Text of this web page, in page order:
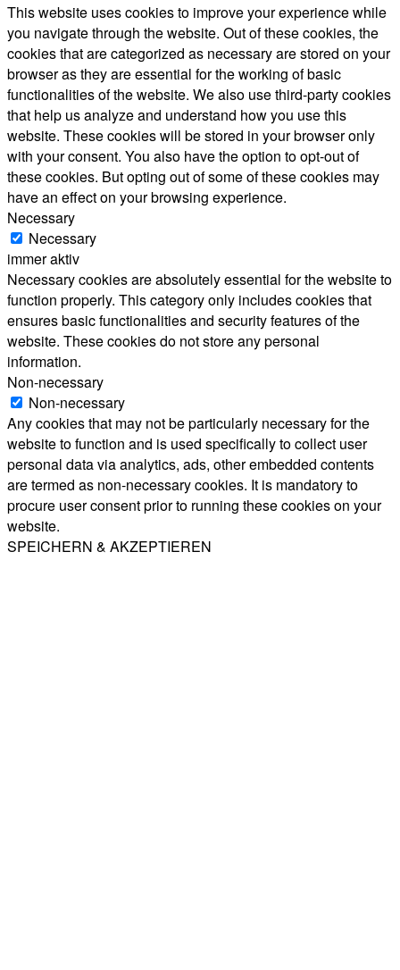
This website uses cookies to improve your experience while
you navigate through the website. Out of these cookies, the
cookies that are categorized as necessary are stored on your
browser as they are essential for the working of basic
functionalities of the website. We also use third-party cookies
that help us analyze and understand how you use this
website. These cookies will be stored in your browser only
with your consent. You also have the option to opt-out of
these cookies. But opting out of some of these cookies may
have an effect on your browsing experience.
Necessary
Necessary
immer aktiv
Necessary cookies are absolutely essential for the website to
function properly. This category only includes cookies that
ensures basic functionalities and security features of the
website. These cookies do not store any personal
information.
Non-necessary
Non-necessary
Any cookies that may not be particularly necessary for the
website to function and is used specifically to collect user
personal data via analytics, ads, other embedded contents
are termed as non-necessary cookies. It is mandatory to
procure user consent prior to running these cookies on your
website.
SPEICHERN & AKZEPTIEREN